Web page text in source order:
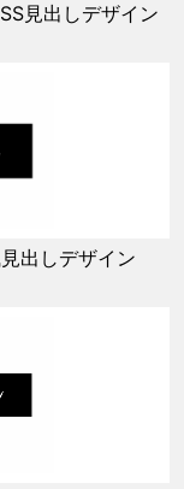
見出しデザイン
出しデザイン